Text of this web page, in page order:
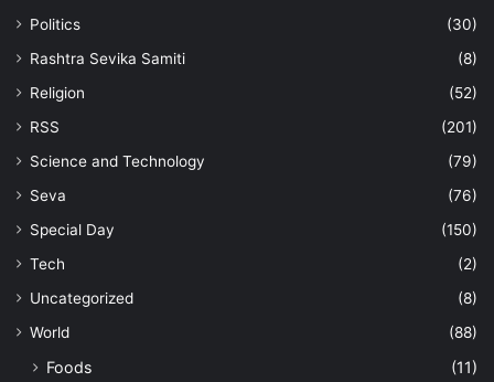
Politics
(30)
Rashtra Sevika Samiti
(8)
Religion
(52)
RSS
(201)
Science and Technology
(79)
Seva
(76)
Special Day
(150)
Tech
(2)
Uncategorized
(8)
World
(88)
Foods
(11)